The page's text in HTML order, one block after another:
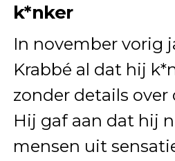
k*nker
In november vorig
Krabbé al dat hij
zonder details over
Hij gaf aan dat hij
mensen uit